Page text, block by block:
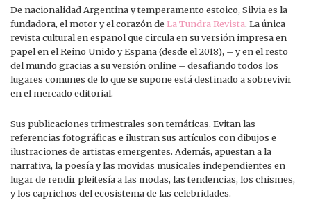
De nacionalidad Argentina y temperamento estoico, Silvia es la
fundadora, el motor y el corazón de La Tundra Revista. La única
revista cultural en español que circula en su versión impresa en
papel en el Reino Unido y España (desde el 2018), – y en el resto
del mundo gracias a su versión online – desafiando todos los
lugares comunes de lo que se supone está destinado a sobrevivir
en el mercado editorial.
Sus publicaciones trimestrales son temáticas. Evitan las
referencias fotográficas e ilustran sus artículos con dibujos e
ilustraciones de artistas emergentes. Además, apuestan a la
narrativa, la poesía y las movidas musicales independientes en
lugar de rendir pleitesía a las modas, las tendencias, los chismes,
y los caprichos del ecosistema de las celebridades.